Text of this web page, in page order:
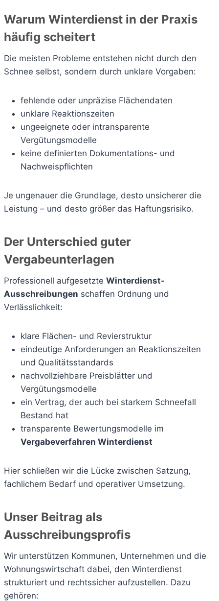
Warum Winterdienst in der Praxis
häufig scheitert
Die meisten Probleme entstehen nicht durch den
Schnee selbst, sondern durch unklare Vorgaben:
fehlende oder unpräzise Flächendaten
unklare Reaktionszeiten
ungeeignete oder intransparente
Vergütungsmodelle
keine definierten Dokumentations- und
Nachweispflichten
Je ungenauer die Grundlage, desto unsicherer die
Leistung – und desto größer das Haftungsrisiko.
Der Unterschied guter
Vergabeunterlagen
Professionell aufgesetzte Winterdienst-
Ausschreibungen schaffen Ordnung und
Verlässlichkeit:
klare Flächen- und Revierstruktur
eindeutige Anforderungen an Reaktionszeiten
und Qualitätsstandards
nachvollziehbare Preisblätter und
Vergütungsmodelle
ein Vertrag, der auch bei starkem Schneefall
Bestand hat
transparente Bewertungsmodelle im
Vergabeverfahren Winterdienst
Hier schließen wir die Lücke zwischen Satzung,
fachlichem Bedarf und operativer Umsetzung.
Unser Beitrag als
Ausschreibungsprofis
Wir unterstützen Kommunen, Unternehmen und die
Wohnungswirtschaft dabei, den Winterdienst
strukturiert und rechtssicher aufzustellen. Dazu
gehören: